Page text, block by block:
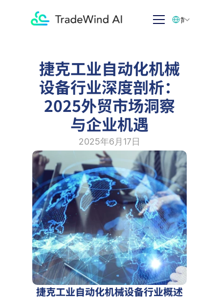
捷克工业自动化机械
设备行业深度剖析：
2025外贸市场洞察
与企业机遇
2025年6月17日
捷克工业自动化机械设备行业概述
简体中文